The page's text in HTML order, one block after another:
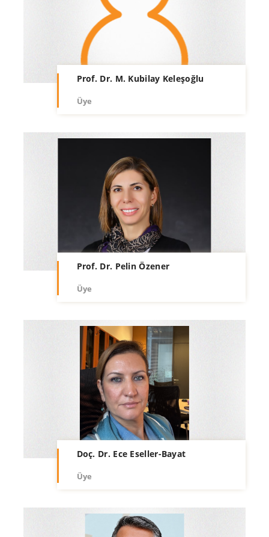
Prof. Dr. M. Kubilay Keleşoğlu
Üye
Prof. Dr. Pelin Özener
Üye
Doç. Dr. Ece Eseller-Bayat
Üye